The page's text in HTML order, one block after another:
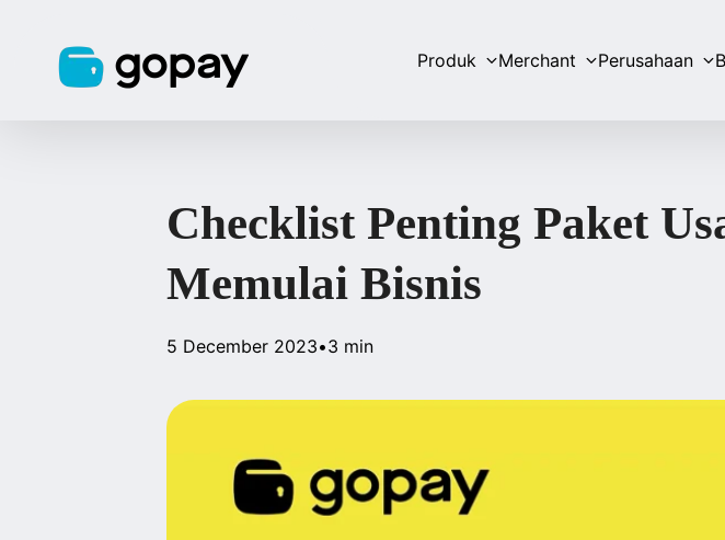
Produk Merchant Perusahaan
Checklist Penting Paket
Memulai Bisnis
5 December 2023•3 min